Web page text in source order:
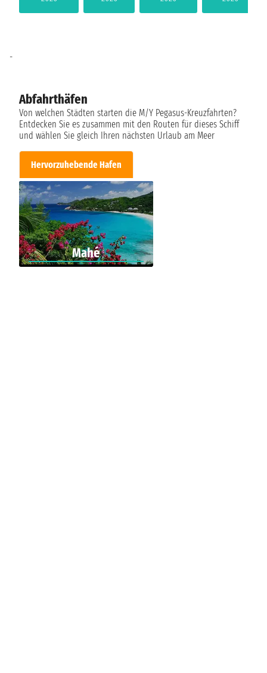
Abfahrthäfen
Von welchen Städten starten die M/Y Pegasus-Kreuzfahrten?
Entdecken Sie es zusammen mit den Routen für dieses Schiff
und wählen Sie gleich Ihren nächsten Urlaub am Meer
Hervorzuhebende Hafen
Mahé
-